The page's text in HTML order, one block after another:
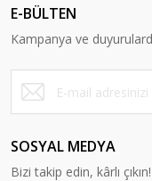
E-BÜLTEN
Kampanya ve
SOSYAL MEDYA
Bizi takip edin, kârlı çıkın!